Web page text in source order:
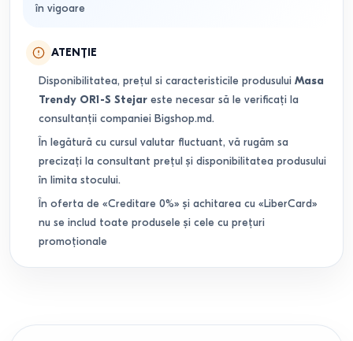
în vigoare
ATENȚIE
Disponibilitatea, prețul si caracteristicile produsului Masa
Trendy OR1-S Stejar este necesar să le verificați la
consultanții companiei Bigshop.md.
În legătură cu cursul valutar fluctuant, vă rugăm sa
precizați la consultant prețul și disponibilitatea produsului
în limita stocului.
În oferta de «Creditare 0%» și achitarea cu «LiberCard»
nu se includ toate produsele și cele cu prețuri
promoționale